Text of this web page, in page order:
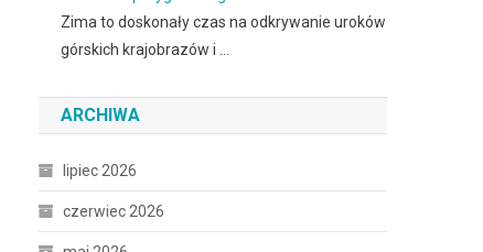
Zima to doskonały czas na odkrywanie uroków
górskich krajobrazów i …
ARCHIWA
lipiec 2026
czerwiec 2026